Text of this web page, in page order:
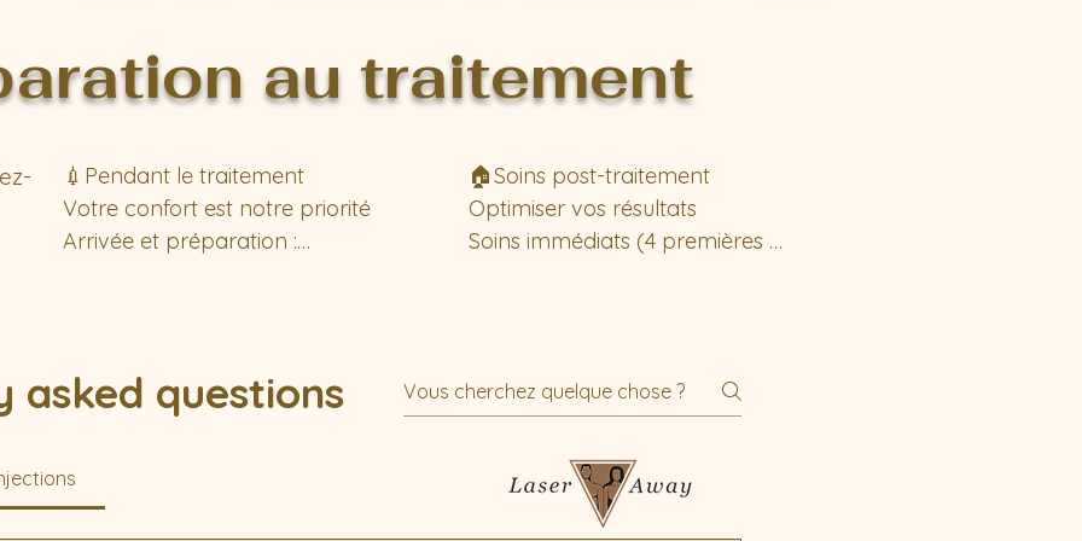
au traitement
base
💉Pendant le traitement
Votre confort est notre priorité
Arrivée et préparation :
Bref aperçu du plan de traitement
Installation confortable sur notre
Nettoyage en douceur des zones à
traiter
🏠Soins post-traitement
Optimiser vos résultats
Soins immédiats (4 premières
zones traitées
Faire des mouvements doux du
visage pour faciliter la répartition
asked questions